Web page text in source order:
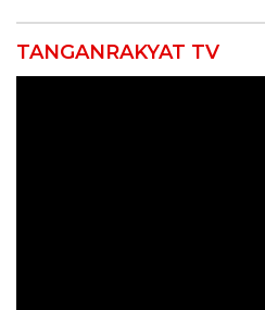
TANGANRAKYAT TV